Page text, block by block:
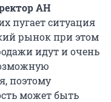
АН
пугает ситуация
рынок при этом
идут и очень
поэтому
может быть